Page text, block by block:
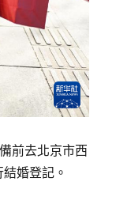
前去北京市西
婚登記。